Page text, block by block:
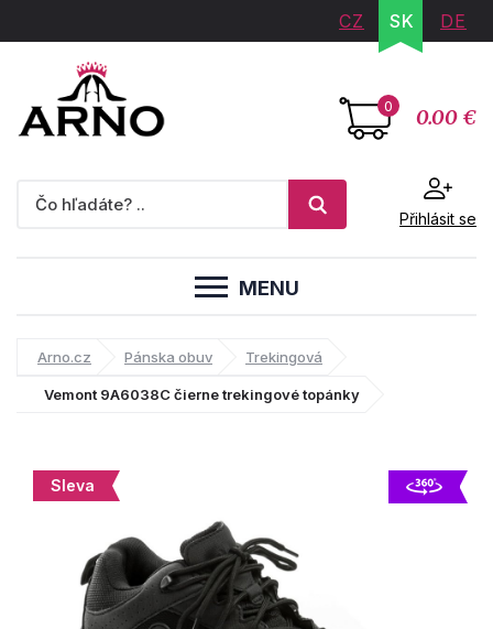
CZ SK DE
0 0.00 €
Přihlásit se
MENU
Arno.cz Pánska obuv Trekingová
Vemont 9A6038C čierne trekingové topánky
Sleva